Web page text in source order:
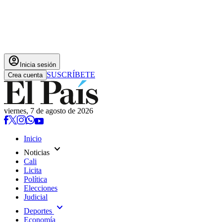
account_circle Inicia sesión
Crea cuenta SUSCRÍBETE
viernes, 7 de agosto de 2026
Inicio
Noticias expand_more
Cali
Licita
Política
Elecciones
Judicial
Deportes expand_more
Economía